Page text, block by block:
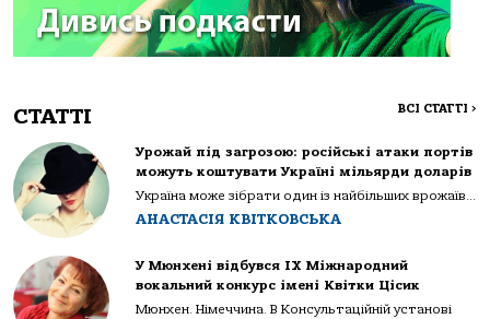
СТАТТІ ВСІ СТАТТІ >
Урожай під загрозою: російські атаки портів
можуть коштувати Україні мільярди доларів
Україна може зібрати один із найбільших врожаїв...
АНАСТАСІЯ КВІТКОВСЬКА
У Мюнхені відбувся IX Міжнародний
вокальний конкурс імені Квітки Цісик
Мюнхен. Німеччина. В Консультаційній установі